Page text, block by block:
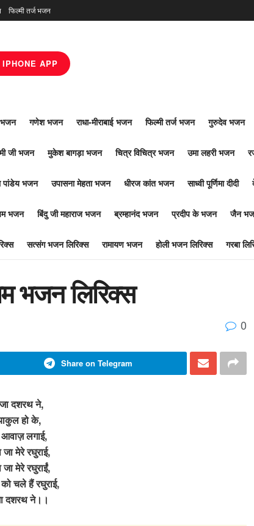
फिल्मी तर्ज भजन
IPHONE APP
भजन गणेश भजन राधा-मीराबाई भजन फिल्मी तर्ज भजन गुरुदेव भजन
जी भजन मुकेश बागड़ा भजन चित्र विचित्र भजन उमा लहरी भजन
पांडेय भजन उपासना मेहता भजन धीरज कांत भजन साध्वी पूर्णिमा दीदी
भजन बिंदु जी महाराज भजन ब्रम्हानंद भजन प्रदीप के भजन जैन
सत्संग भजन लिरिक्स रामायण भजन होली भजन लिरिक्स गरबा
भजन लिरिक्स
0
Share on Telegram
दशरथ ने,
हो के,
लगाई,
जा मेरे रघुराई,
जा मेरे रघुराईं,
चले हैं रघुराई,
दशरथ ने।।